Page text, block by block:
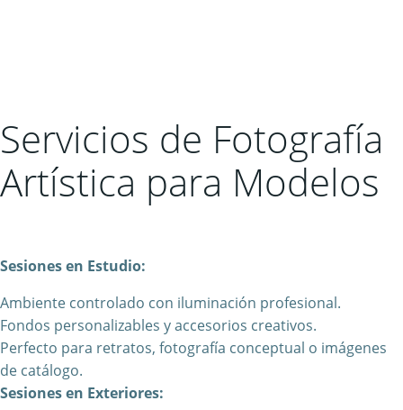
Servicios de Fotografía
Artística para Modelos
Sesiones en Estudio:
Ambiente controlado con iluminación profesional.
Fondos personalizables y accesorios creativos.
Perfecto para retratos, fotografía conceptual o imágenes
de catálogo.
Sesiones en Exteriores: